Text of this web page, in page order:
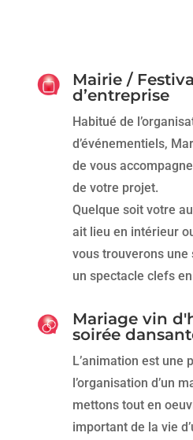
Mairie /
d’entreprise
Habitué de
d’événementiels,
de vous
de votre projet.
Quelque soit votre
ait lieu en intérieur
vous trouverons
un spectacle clefs
Mariage vin
soirée
L’animation est une
l’organisation d’un
mettons tout en
important de la vie